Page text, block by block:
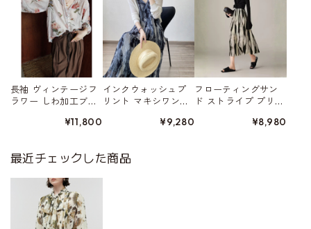
長袖 ヴィンテージフ
ラワー しわ加工ブラ
¥11,800
インクウォッシュプ
リント マキシワン
¥9,280
フローティングサン
ド ストライプ プリー
¥8,980
最近チェックした商品